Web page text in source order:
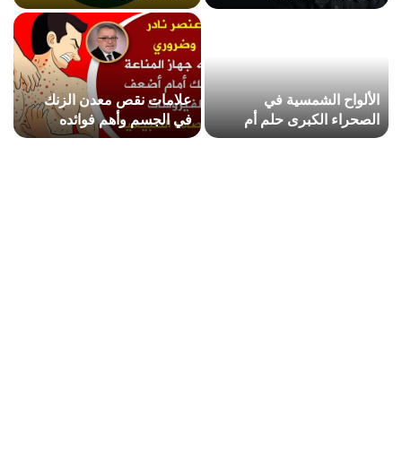
الألواح الشمسية في
الصحراء الكبرى حلم أم
مشروع
علامات نقص معدن الزنك
في الجسم وأهم فوائده